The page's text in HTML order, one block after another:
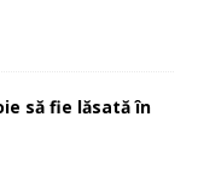
să fie lăsată în